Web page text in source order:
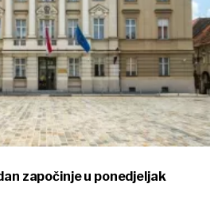
započinje u ponedjeljak